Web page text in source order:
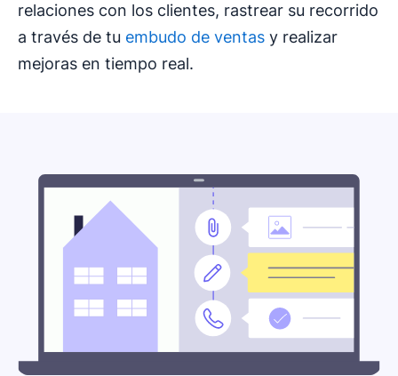
relaciones con los clientes, rastrear su recorrido
a través de tu embudo de ventas y realizar
mejoras en tiempo real.